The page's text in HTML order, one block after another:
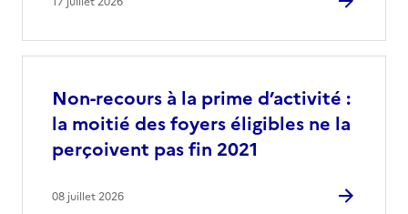
Non-recours à la prime d’activité :
la moitié des foyers éligibles ne la
perçoivent pas fin 2021
08 juillet 2026